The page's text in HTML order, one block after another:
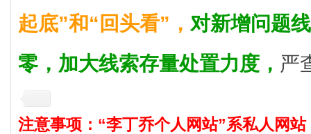
起底”和“回头看”， 对新增问题
零，加大线索存量处置力度， 严
注意事项：“李丁乔个人网站”系私人网